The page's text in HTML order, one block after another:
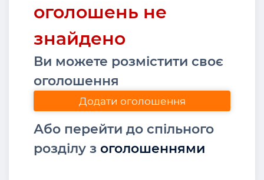
оголошень не
знайдено
Ви можете розмістити своє
оголошення
Додати оголошення
Або перейти до спільного
розділу з оголошеннями